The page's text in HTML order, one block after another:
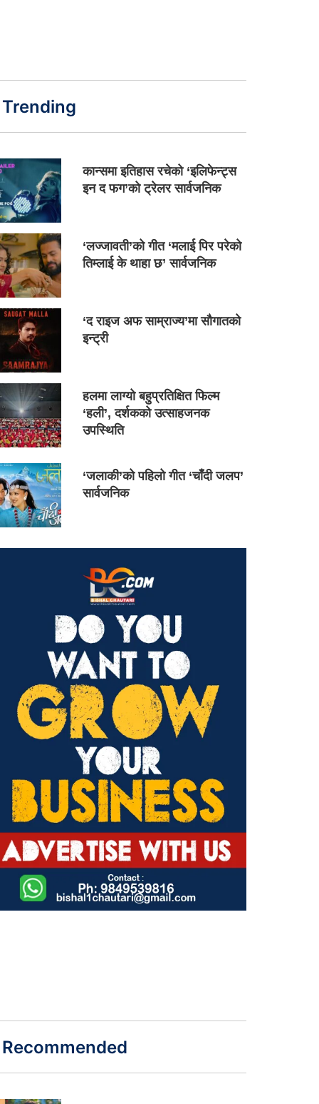
Trending
कान्समा इतिहास रचेको ‘इलिफेन्ट्स
इन द फग’को ट्रेलर सार्वजनिक
‘लज्जावती’को गीत ‘मलाई पिर परेको
तिम्लाई के थाहा छ’ सार्वजनिक
‘द राइज अफ साम्राज्य’मा सौगातको
इन्ट्री
हलमा लाग्यो बहुप्रतिक्षित फिल्म
‘हली’, दर्शकको उत्साहजनक
उपस्थिति
‘जलाकी’को पहिलो गीत ‘चाँदी जलप’
सार्वजनिक
Recommended